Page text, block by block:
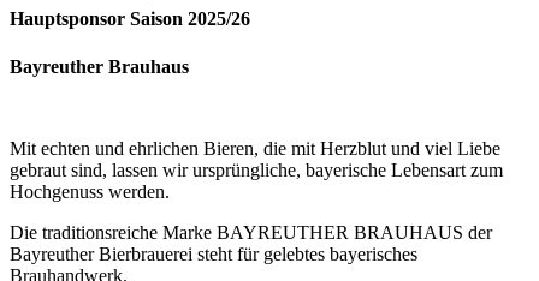
Hauptsponsor Saison 2025/26
Bayreuther Brauhaus
Mit echten und ehrlichen Bieren, die mit Herzblut und viel Liebe
gebraut sind, lassen wir ursprüngliche, bayerische Lebensart zum
Hochgenuss werden.
Die traditionsreiche Marke BAYREUTHER BRAUHAUS der
Bayreuther Bierbrauerei steht für gelebtes bayerisches
Brauhandwerk.